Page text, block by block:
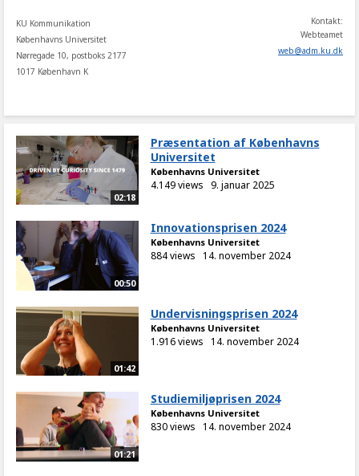
KU Kommunikation
Københavns Universitet
Nørregade 10, postboks 2177
1017 København K
Kontakt:
Webteamet
web@adm.ku.dk
02:18
Præsentation af Københavns
Universitet
Københavns Universitet
4.149 views 9. januar 2025
00:50
Innovationsprisen 2024
Københavns Universitet
884 views 14. november 2024
01:42
Undervisningsprisen 2024
Københavns Universitet
1.916 views 14. november 2024
01:21
Studiemiljøprisen 2024
Københavns Universitet
830 views 14. november 2024